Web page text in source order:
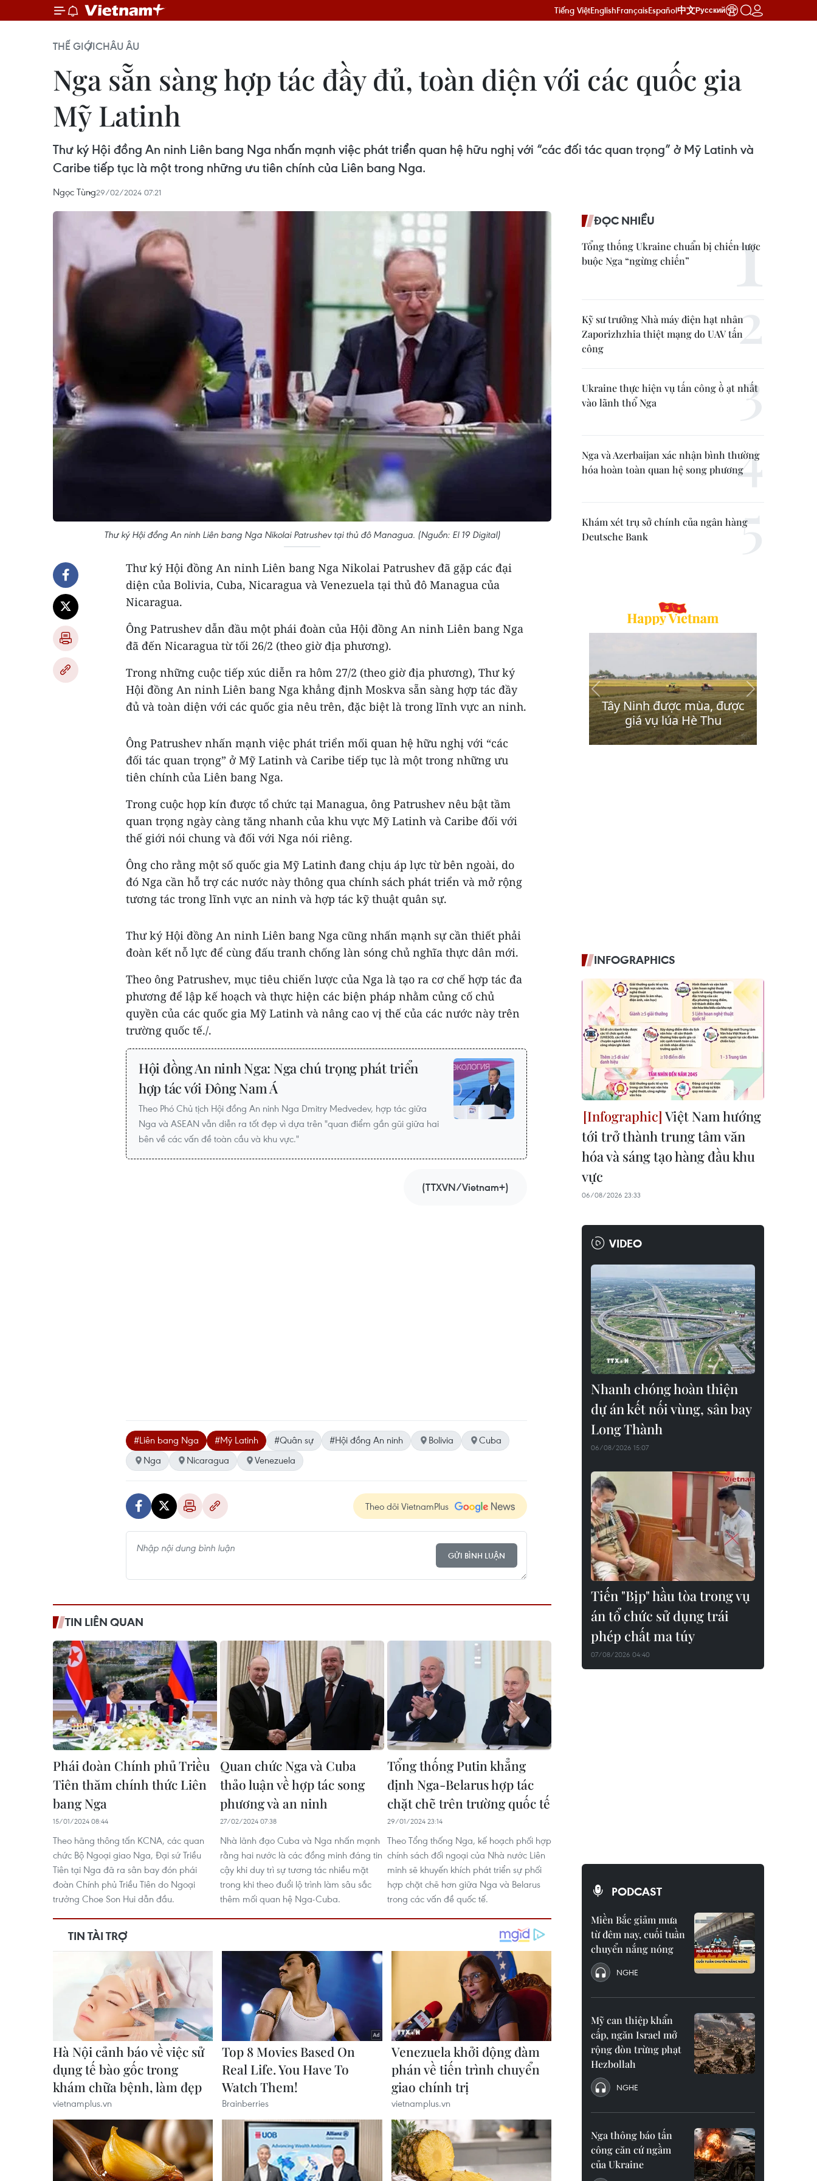
Tiếng ViệtEnglishFrançaisEspañol中文Русский
THẾ GIỚICHÂU ÂU
Nga sẵn sàng hợp tác đầy đủ, toàn diện với các quốc gia
Mỹ Latinh
Thư ký Hội đồng An ninh Liên bang Nga nhấn mạnh việc phát triển quan hệ hữu nghị với “các đối tác quan trọng” ở Mỹ Latinh và
Caribe tiếp tục là một trong những ưu tiên chính của Liên bang Nga.
Ngọc Tùng29/02/2024 07:21
Thư ký Hội đồng An ninh Liên bang Nga Nikolai Patrushev tại thủ đô Managua. (Nguồn: El 19 Digital)
Thư ký Hội đồng An ninh Liên bang Nga Nikolai Patrushev đã gặp các đại
diện của Bolivia, Cuba, Nicaragua và Venezuela tại thủ đô Managua của
Nicaragua.
Ông Patrushev dẫn đầu một phái đoàn của Hội đồng An ninh Liên bang Nga
đã đến Nicaragua từ tối 26/2 (theo giờ địa phương).
Trong những cuộc tiếp xúc diễn ra hôm 27/2 (theo giờ địa phương), Thư ký
Hội đồng An ninh Liên bang Nga khẳng định Moskva sẵn sàng hợp tác đầy
đủ và toàn diện với các quốc gia nêu trên, đặc biệt là trong lĩnh vực an ninh.
Ông Patrushev nhấn mạnh việc phát triển mối quan hệ hữu nghị với “các
đối tác quan trọng” ở Mỹ Latinh và Caribe tiếp tục là một trong những ưu
tiên chính của Liên bang Nga.
Trong cuộc họp kín được tổ chức tại Managua, ông Patrushev nêu bật tầm
quan trọng ngày càng tăng nhanh của khu vực Mỹ Latinh và Caribe đối với
thế giới nói chung và đối với Nga nói riêng.
Ông cho rằng một số quốc gia Mỹ Latinh đang chịu áp lực từ bên ngoài, do
đó Nga cần hỗ trợ các nước này thông qua chính sách phát triển và mở rộng
tương tác trong lĩnh vực an ninh và hợp tác kỹ thuật quân sự.
Thư ký Hội đồng An ninh Liên bang Nga cũng nhấn mạnh sự cần thiết phải
đoàn kết nỗ lực để cùng đấu tranh chống làn sóng chủ nghĩa thực dân mới.
Theo ông Patrushev, mục tiêu chiến lược của Nga là tạo ra cơ chế hợp tác đa
phương để lập kế hoạch và thực hiện các biện pháp nhằm củng cố chủ
quyền của các quốc gia Mỹ Latinh và nâng cao vị thế của các nước này trên
trường quốc tế./.
Hội đồng An ninh Nga: Nga chú trọng phát triển
hợp tác với Đông Nam Á
Theo Phó Chủ tịch Hội đồng An ninh Nga Dmitry Medvedev, hợp tác giữa
Nga và ASEAN vẫn diễn ra tốt đẹp vì dựa trên "quan điểm gần gũi giữa hai
bên về các vấn đề toàn cầu và khu vực."
(TTXVN/Vietnam+)
#Liên bang Nga #Mỹ Latinh #Quân sự #Hội đồng An ninh Bolivia
Cuba
Nga
Nicaragua Venezuela
Theo dõi VietnamPlus
GỬI BÌNH LUẬN
TIN LIÊN QUAN
Phái đoàn Chính phủ Triều
Tiên thăm chính thức Liên
bang Nga
15/01/2024 08:44
Theo hãng thông tấn KCNA, các quan
chức Bộ Ngoại giao Nga, Đại sứ Triều
Tiên tại Nga đã ra sân bay đón phái
đoàn Chính phủ Triều Tiên do Ngoại
trưởng Choe Son Hui dẫn đầu.
Quan chức Nga và Cuba
thảo luận về hợp tác song
phương và an ninh
27/02/2024 07:38
Nhà lãnh đạo Cuba và Nga nhấn mạnh
rằng hai nước là các đồng minh đáng tin
cậy khi duy trì sự tương tác nhiều mặt
trong khi theo đuổi lộ trình làm sâu sắc
thêm mối quan hệ Nga-Cuba.
Tổng thống Putin khẳng
định Nga-Belarus hợp tác
chặt chẽ trên trường quốc tế
29/01/2024 23:14
Theo Tổng thống Nga, kế hoạch phối hợp
chính sách đối ngoại của Nhà nước Liên
minh sẽ khuyến khích phát triển sự phối
hợp chặt chẽ hơn giữa Nga và Belarus
trong các vấn đề quốc tế.
ĐỌC NHIỀU
Tổng thống Ukraine chuẩn bị chiến lược
buộc Nga “ngừng chiến”
Kỹ sư trưởng Nhà máy điện hạt nhân
Zaporizhzhia thiệt mạng do UAV tấn
công
Ukraine thực hiện vụ tấn công ồ ạt nhất
vào lãnh thổ Nga
Nga và Azerbaijan xác nhận bình thường
hóa hoàn toàn quan hệ song phương
Khám xét trụ sở chính của ngân hàng
Deutsche Bank
INFOGRAPHICS
Việt Nam hướng
tới trở thành trung tâm văn
hóa và sáng tạo hàng đầu khu
vực
06/08/2026 23:33
VIDEO
Nhanh chóng hoàn thiện
dự án kết nối vùng, sân bay
Long Thành
06/08/2026 15:07
Tiến "Bịp" hầu tòa trong vụ
án tổ chức sử dụng trái
phép chất ma túy
07/08/2026 04:40
PODCAST
Miền Bắc giảm mưa
từ đêm nay, cuối tuần
chuyển nắng nóng
NGHE
Mỹ can thiệp khẩn
cấp, ngăn Israel mở
rộng đòn trừng phạt
Hezbollah
NGHE
Nga thông báo tấn
công căn cứ ngầm
của Ukraine